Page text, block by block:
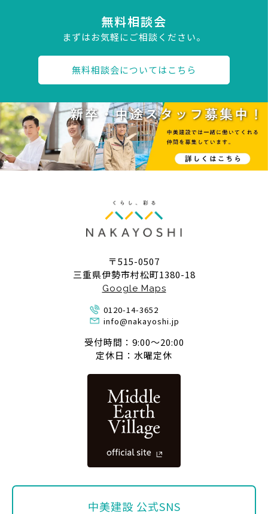
無料相談会
まずはお気軽にご相談ください。
無料相談会についてはこちら
〒515-0507
三重県伊勢市村松町1380-18
Google Maps
0120-14-3652
info@nakayoshi.jp
受付時間：9:00〜20:00
定休日：水曜定休
中美建設 公式SNS